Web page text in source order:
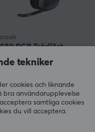
RGB Trådlöst
-
kr
tekniker
cookies och liknande
bra användarupplevelse
samtliga cookies
du vill acceptera.